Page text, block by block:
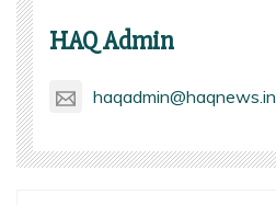
HAQ Admin
haqadmin@haqnews.in